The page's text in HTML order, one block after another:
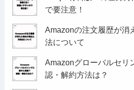
で要注意！
Amazonの注文履歴が消
法について
Amazonグローバルセリ
認・解約方法は？